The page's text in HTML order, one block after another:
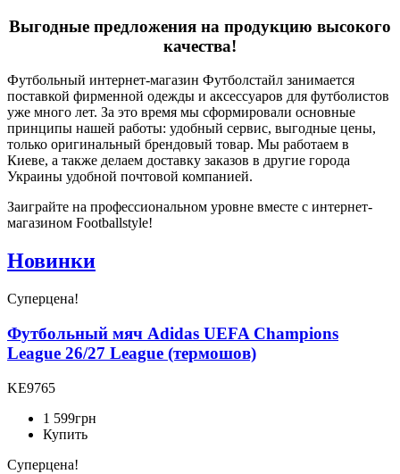
Выгодные предложения на продукцию высокого
качества!
Футбольный интернет-магазин Футболстайл занимается
поставкой фирменной одежды и аксессуаров для футболистов
уже много лет. За это время мы сформировали основные
принципы нашей работы: удобный сервис, выгодные цены,
только оригинальный брендовый товар. Мы работаем в
Киеве, а также делаем доставку заказов в другие города
Украины удобной почтовой компанией.
Заиграйте на профессиональном уровне вместе с интернет-
магазином Footballstyle!
Новинки
Суперцена!
Футбольный мяч Adidas UEFA Champions
League 26/27 League (термошов)
KE9765
1 599грн
Купить
Суперцена!